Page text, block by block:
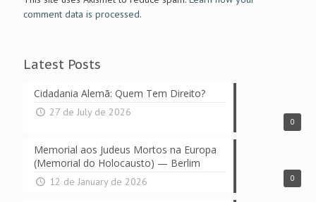
comment data is processed.
Latest Posts
0
Cidadania Alemã: Quem Tem Direito?
27 de July de 2026
0
Memorial aos Judeus Mortos na Europa
(Memorial do Holocausto) — Berlim
12 de January de 2026